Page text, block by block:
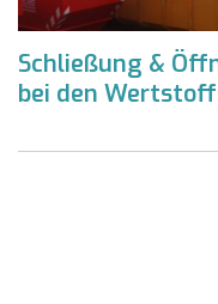
Schließung &
bei den